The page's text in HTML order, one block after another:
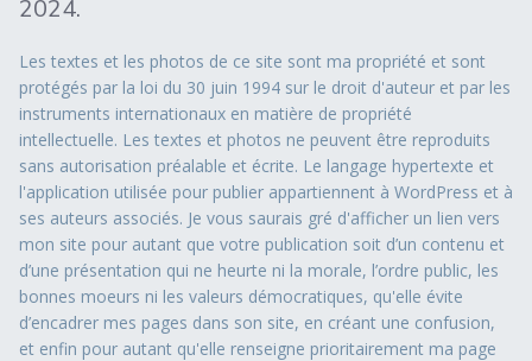
2024.
Les textes et les photos de ce site sont ma propriété et sont
protégés par la loi du 30 juin 1994 sur le droit d'auteur et par les
instruments internationaux en matière de propriété
intellectuelle. Les textes et photos ne peuvent être reproduits
sans autorisation préalable et écrite. Le langage hypertexte et
l'application utilisée pour publier appartiennent à WordPress et à
ses auteurs associés. Je vous saurais gré d'afficher un lien vers
mon site pour autant que votre publication soit d’un contenu et
d’une présentation qui ne heurte ni la morale, l’ordre public, les
bonnes moeurs ni les valeurs démocratiques, qu'elle évite
d’encadrer mes pages dans son site, en créant une confusion,
et enfin pour autant qu'elle renseigne prioritairement ma page